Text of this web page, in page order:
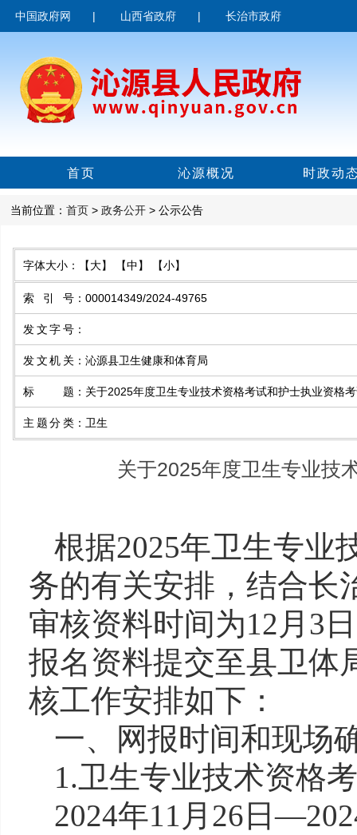
中国政府网 | 山西省政府 | 长治市政府
首页 沁源概况 时政动
当前位置： 首页 > 政务公开 > 公示公告
字体大小： 【大】 【中】 【小】
索引号 ： 000014349/2024-49765
发文字号 ：
发文机关 ： 沁源县卫生健康和体育局
标题 ： 关于2025年度卫生专业技术资格考试和护士执业资格
主题分类 ： 卫生
关于2025年度卫生专业技
根据2025年卫生专业
务的有关安排，结合长
审核资料时间为12月3
报名资料提交至县卫体
核工作安排如下：
一、网报时间和现场
1.卫生专业技术资格
2024年11月26日